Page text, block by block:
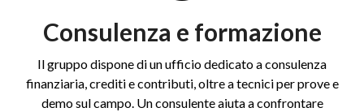
Consulenza e formazione
Il gruppo dispone di un ufficio dedicato a consulenza
finanziaria, crediti e contributi, oltre a tecnici per prove e
demo sul campo. Un consulente aiuta a confrontare